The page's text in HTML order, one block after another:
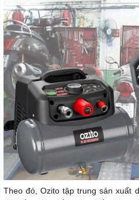
Theo đó, Ozito tập trung sản xuất